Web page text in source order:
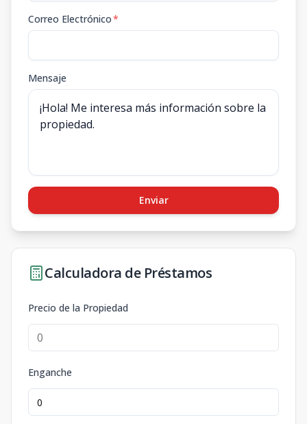
Correo Electrónico*
Mensaje
Enviar
Calculadora de Préstamos
Precio de la Propiedad
Enganche